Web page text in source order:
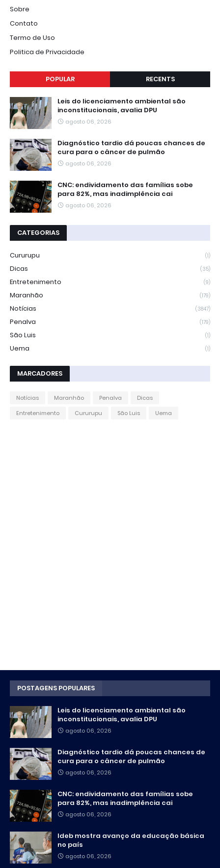
Sobre
Contato
Termo de Uso
Politica de Privacidade
POPULAR RECENTS
Leis do licenciamento ambiental são
inconstitucionais, avalia DPU
agosto 06, 2026
Diagnóstico tardio dá poucas chances de
cura para o câncer de pulmão
agosto 06, 2026
CNC: endividamento das famílias sobe
para 82%, mas inadimplência cai
agosto 06, 2026
CATEGORIAS
Cururupu (1)
Dicas (35)
Entretenimento (9)
Maranhão (179)
Notícias (3847)
Penalva (179)
São Luis (1)
Uema (1)
MARCADORES
Notícias Maranhão Penalva
Dicas
Entretenimento
Cururupu São Luis Uema
POSTAGENS POPULARES
Leis do licenciamento ambiental são
inconstitucionais, avalia DPU
agosto 06, 2026
Diagnóstico tardio dá poucas chances de
cura para o câncer de pulmão
agosto 06, 2026
CNC: endividamento das famílias sobe
para 82%, mas inadimplência cai
agosto 06, 2026
Ideb mostra avanço da educação básica
no país
agosto 06, 2026